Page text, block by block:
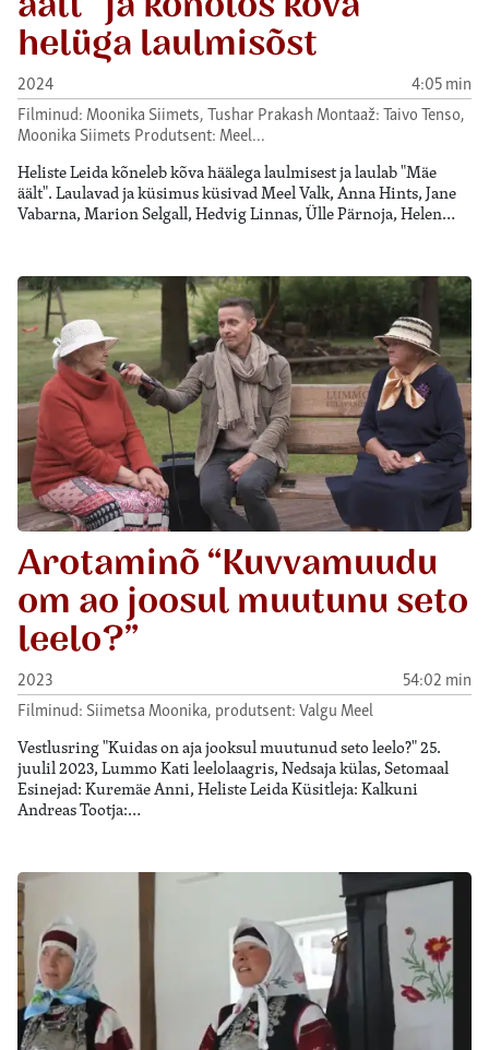
helüga laulmisõst
2024
4:05 min
Filminud: Moonika Siimets, Tushar Prakash Montaaž: Taivo Tenso,
Moonika Siimets Produtsent: Meel…
Heliste Leida kõneleb kõva häälega laulmisest ja laulab "Mäe
äält". Laulavad ja küsimus küsivad Meel Valk, Anna Hints, Jane
Vabarna, Marion Selgall, Hedvig Linnas, Ülle Pärnoja, Helen…
Arotaminõ “Kuvvamuudu
om ao joosul muutunu seto
leelo?”
2023
54:02 min
Filminud: Siimetsa Moonika, produtsent: Valgu Meel
Vestlusring "Kuidas on aja jooksul muutunud seto leelo?" 25.
juulil 2023, Lummo Kati leelolaagris, Nedsaja külas, Setomaal
Esinejad: Kuremäe Anni, Heliste Leida Küsitleja: Kalkuni
Andreas Tootja:…